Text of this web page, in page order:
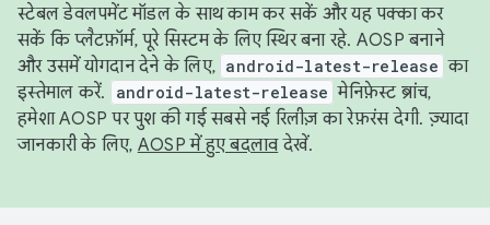
स्टेबल डेवलपमेंट मॉडल के साथ काम कर सकें और यह पक्का कर
सकें कि प्लैटफ़ॉर्म, पूरे सिस्टम के लिए स्थिर बना रहे. AOSP बनाने
और उसमें योगदान देने के लिए, android-latest-release का
इस्तेमाल करें.
android-latest-release मेनिफ़ेस्ट ब्रांच,
हमेशा AOSP पर पुश की गई सबसे नई रिलीज़ का रेफ़रंस देगी. ज़्यादा
जानकारी के लिए, AOSP में हुए बदलावदेखें.